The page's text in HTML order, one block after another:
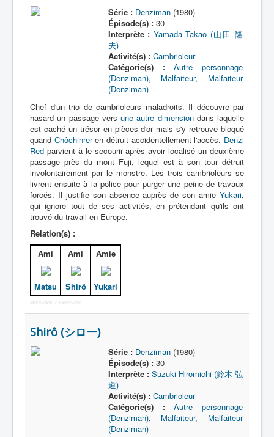
Série : Denziman(1980)
Épisode(s) :30
Interprète : Yamada Takao (山田 隆
夫)
Activité(s) : Cambrioleur
Catégorie(s) :
Autre personnage
(Denziman), Malfaiteur, Malfaiteur
(Denziman)
Chef d'un trio de cambrioleurs maladroits. Il découvre par
hasard un passage vers une autre dimensiondans laquelle
est caché un trésor en pièces d'or mais s'y retrouve bloqué
quand Chôchinreren détruit accidentellement l'accès. Denzi
Red parvient à le secourir après avoir localisé un deuxième
passage près du mont Fuji, lequel est à son tour détruit
involontairement par le monstre. Les trois cambrioleurs se
livrent ensuite à la police pour purger une peine de travaux
forcés. Il justifie son absence auprès de son amie Yukari,
qui ignore tout de ses activités, en prétendant qu'ils ont
trouvé du travail en Europe.
Relation(s) :
Ami
Matsu
Ami
Shirô
Amie
Yukari
More Joomla Extensions
Shirô (シロー)
Série : Denziman(1980)
Épisode(s) :30
Interprète : Suzuki Hiromichi (鈴木 弘
道)
Activité(s) : Cambrioleur
Catégorie(s) :
Autre personnage
(Denziman), Malfaiteur, Malfaiteur
(Denziman)